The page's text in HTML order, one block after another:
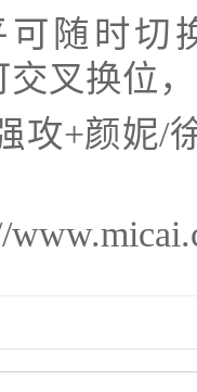
随时切
交叉换位
攻+颜妮/